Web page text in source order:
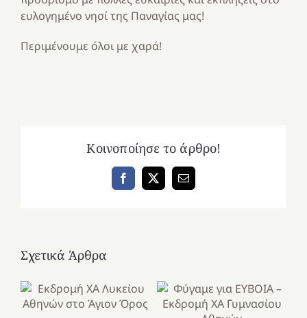
ευλογημένο νησί της Παναγίας μας!
Περιμένουμε όλοι με χαρά!
Κοινοποίησε το άρθρο!
Facebook
X Email
Σχετικά Άρθρα